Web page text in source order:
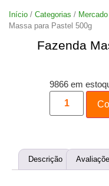
Início / Categorias / Mercado
Massa para Pastel 500g
Fazenda
9866 em
Descrição